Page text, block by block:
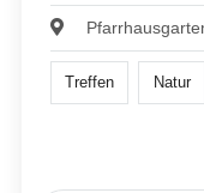
Treffen Natur